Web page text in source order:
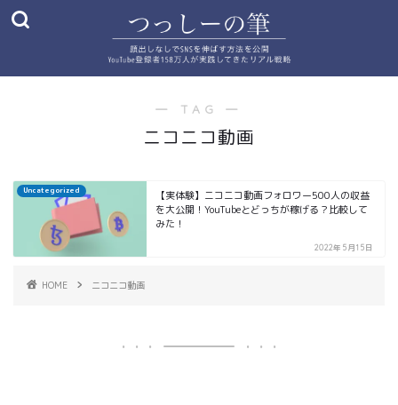
― TAG ―
ニコニコ動画
Uncategorized
【実体験】ニコニコ動画フォロワー500人の収益
を大公開！YouTubeとどっちが稼げる？比較して
みた！
2022年5月15日
HOME ニコニコ動画